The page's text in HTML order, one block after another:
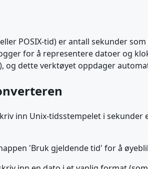
POSIX-tid) er antall sekunder
for å representere datoer og
og dette verktøyet oppdager
inn Unix-tidsstempelet i sekunder
'Bruk gjeldende tid' for å